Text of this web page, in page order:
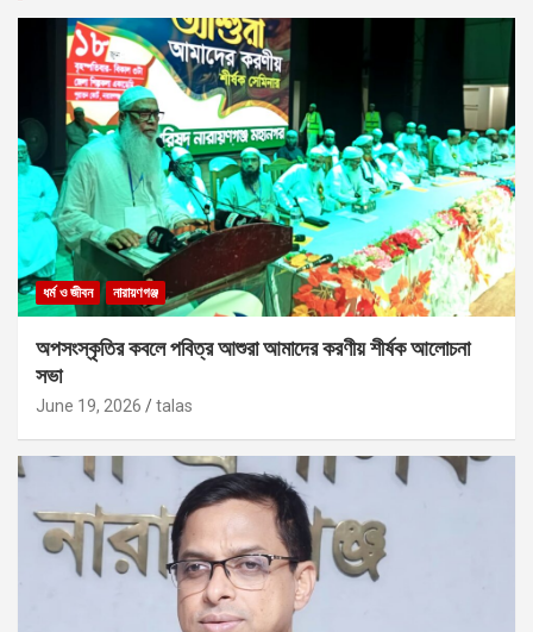
ধর্ম ও জীবন নারায়ণগঞ্জ
অপসংস্কৃতির কবলে পবিত্র আশুরা আমাদের করণীয় শীর্ষক আলোচনা
সভা
June 19, 2026 talas